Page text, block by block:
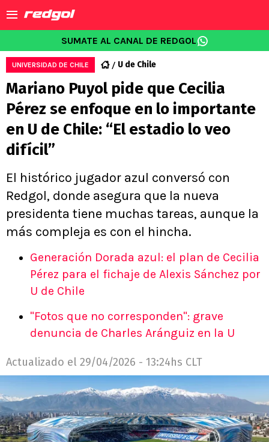
SUMATE AL CANAL DE REDGOL
UNIVERSIDAD DE CHILE U de Chile
Mariano Puyol pide que Cecilia
Pérez se enfoque en lo importante
en U de Chile: “El estadio lo veo
difícil”
El histórico jugador azul conversó con
Redgol, donde asegura que la nueva
presidenta tiene muchas tareas, aunque la
más compleja es con el hincha.
Generación Dorada azul: el plan de Cecilia
Pérez para el fichaje de Alexis Sánchez por
U de Chile
"Fotos que no corresponden": grave
denuncia de Charles Aránguiz en la U
Actualizado el 29/04/2026 - 13:24hs CLT